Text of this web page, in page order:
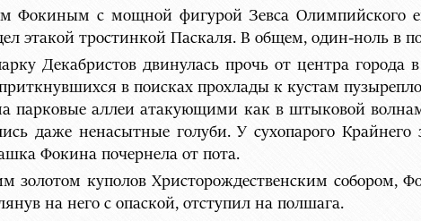
Фокиным с мощной фигурой Зевса Олимпийского
этакой тростинкой Паскаля. В общем, один-ноль в
Декабристов двинулась прочь от центра города
в поисках прохлады к кустам
парковые аллеи атакующими как в штыковой
даже ненасытные голуби. У сухопарого
Фокина почернела от пота.
золотом куполов Христорождественским собором,
на него с опаской, отступил на полшага.